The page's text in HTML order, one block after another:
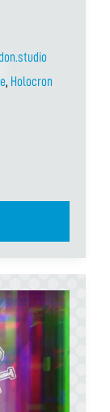
, Holocron